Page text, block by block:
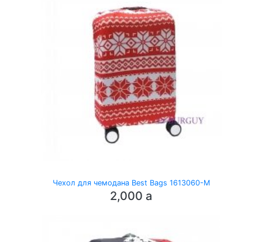
Чехол для чемодана Best Bags 1613060-M
2,000 a